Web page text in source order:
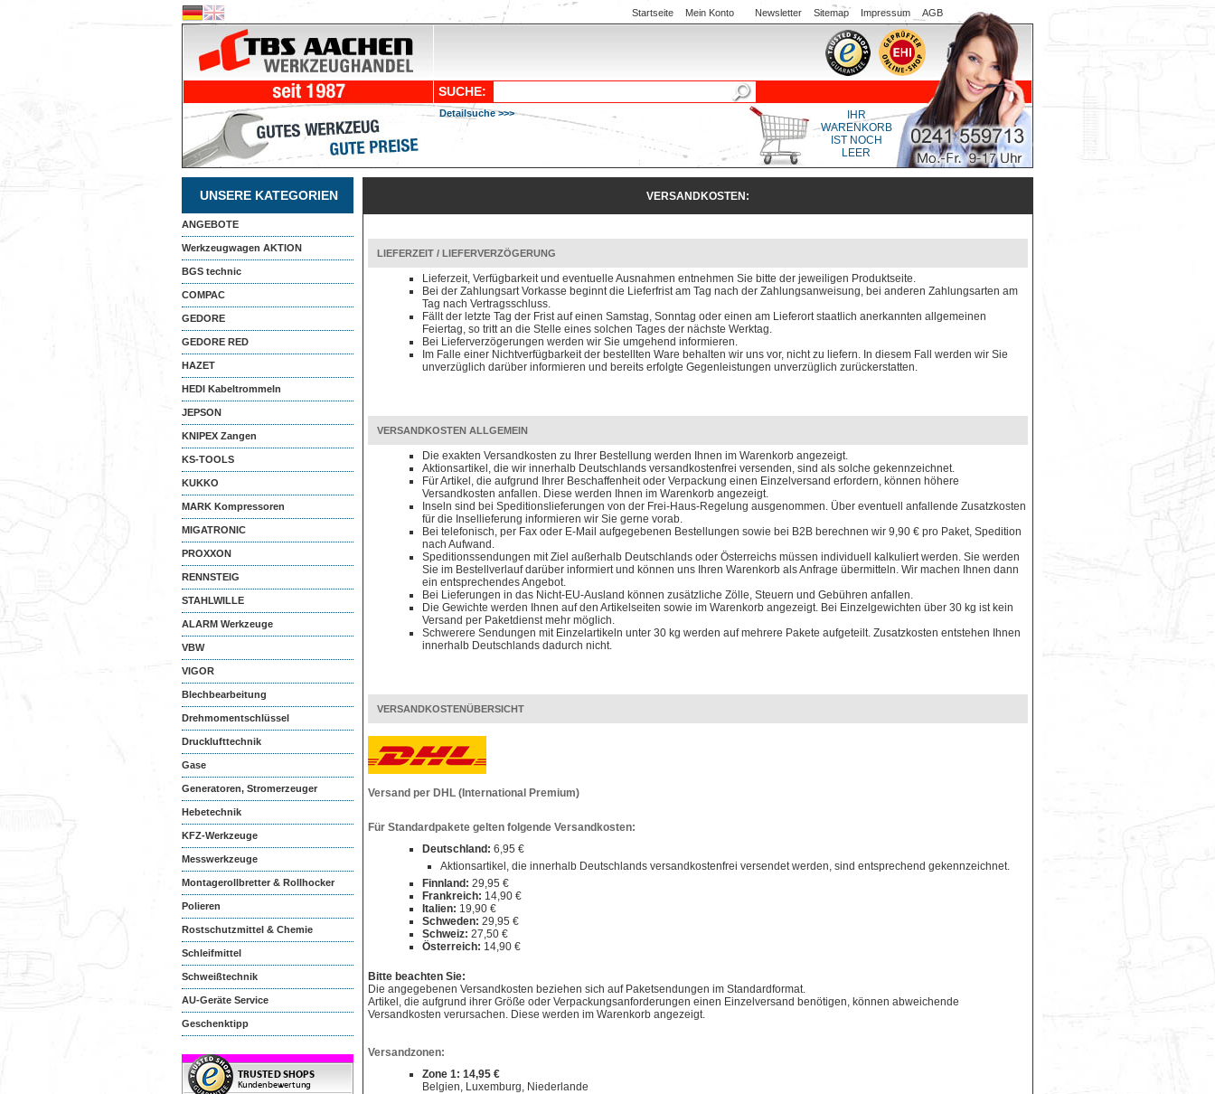
Startseite Mein Konto Newsletter Sitemap Impressum AGB
SUCHE:
Detailsuche >>>
IHR
WARENKORB
IST NOCH
LEER
UNSERE KATEGORIEN
ANGEBOTE
Werkzeugwagen AKTION
BGS technic
COMPAC
GEDORE
GEDORE RED
HAZET
HEDI Kabeltrommeln
JEPSON
KNIPEX Zangen
KS-TOOLS
KUKKO
MARK Kompressoren
MIGATRONIC
PROXXON
RENNSTEIG
STAHLWILLE
ALARM Werkzeuge
VBW
VIGOR
Blechbearbeitung
Drehmomentschlüssel
Drucklufttechnik
Gase
Generatoren, Stromerzeuger
Hebetechnik
KFZ-Werkzeuge
Messwerkzeuge
Montagerollbretter & Rollhocker
Polieren
Rostschutzmittel & Chemie
Schleifmittel
Schweißtechnik
AU-Geräte Service
Geschenktipp
VERSANDKOSTEN:
LIEFERZEIT / LIEFERVERZÖGERUNG
Lieferzeit, Verfügbarkeit und eventuelle Ausnahmen entnehmen Sie bitte der jeweiligen Produktseite.
Bei der Zahlungsart Vorkasse beginnt die Lieferfrist am Tag nach der Zahlungsanweisung, bei anderen Zahlungsarten am
Tag nach Vertragsschluss.
Fällt der letzte Tag der Frist auf einen Samstag, Sonntag oder einen am Lieferort staatlich anerkannten allgemeinen
Feiertag, so tritt an die Stelle eines solchen Tages der nächste Werktag.
Bei Lieferverzögerungen werden wir Sie umgehend informieren.
Im Falle einer Nichtverfügbarkeit der bestellten Ware behalten wir uns vor, nicht zu liefern. In diesem Fall werden wir Sie
unverzüglich darüber informieren und bereits erfolgte Gegenleistungen unverzüglich zurückerstatten.
VERSANDKOSTEN ALLGEMEIN
Die exakten Versandkosten zu Ihrer Bestellung werden Ihnen im Warenkorb angezeigt.
Aktionsartikel, die wir innerhalb Deutschlands versandkostenfrei versenden, sind als solche gekennzeichnet.
Für Artikel, die aufgrund Ihrer Beschaffenheit oder Verpackung einen Einzelversand erfordern, können höhere
Versandkosten anfallen. Diese werden Ihnen im Warenkorb angezeigt.
Inseln sind bei Speditionslieferungen von der Frei-Haus-Regelung ausgenommen. Über eventuell anfallende Zusatzkosten
für die Insellieferung informieren wir Sie gerne vorab.
Bei telefonisch, per Fax oder E-Mail aufgegebenen Bestellungen sowie bei B2B berechnen wir 9,90 € pro Paket, Spedition
nach Aufwand.
Speditionssendungen mit Ziel außerhalb Deutschlands oder Österreichs müssen individuell kalkuliert werden. Sie werden
Sie im Bestellverlauf darüber informiert und können uns Ihren Warenkorb als Anfrage übermitteln. Wir machen Ihnen dann
ein entsprechendes Angebot.
Bei Lieferungen in das Nicht-EU-Ausland können zusätzliche Zölle, Steuern und Gebühren anfallen.
Die Gewichte werden Ihnen auf den Artikelseiten sowie im Warenkorb angezeigt. Bei Einzelgewichten über 30 kg ist kein
Versand per Paketdienst mehr möglich.
Schwerere Sendungen mit Einzelartikeln unter 30 kg werden auf mehrere Pakete aufgeteilt. Zusatzkosten entstehen Ihnen
innerhalb Deutschlands dadurch nicht.
VERSANDKOSTENÜBERSICHT
Versand per DHL (International Premium)
Für Standardpakete gelten folgende Versandkosten:
Deutschland: 6,95 €
Aktionsartikel, die innerhalb Deutschlands versandkostenfrei versendet werden, sind entsprechend gekennzeichnet.
Finnland: 29,95 €
Frankreich: 14,90 €
Italien: 19,90 €
Schweden: 29,95 €
Schweiz: 27,50 €
Österreich: 14,90 €
Bitte beachten Sie:
Die angegebenen Versandkosten beziehen sich auf Paketsendungen im Standardformat.
Artikel, die aufgrund ihrer Größe oder Verpackungsanforderungen einen Einzelversand benötigen, können abweichende
Versandkosten verursachen. Diese werden im Warenkorb angezeigt.
Versandzonen:
Zone 1: 14,95 €
Belgien, Luxemburg, Niederlande